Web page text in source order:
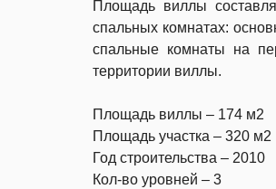
Площадь виллы
спальных комнатах:
спальные комнаты на
территории виллы.
Площадь виллы – 174 м2
Площадь участка – 320 м2
Год строительства – 2010
Кол-во уровней – 3